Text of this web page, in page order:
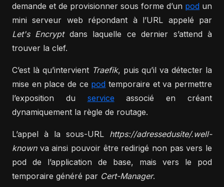
demande et de provisionner sous forme d’un pod un
mini serveur web répondant à l’URL appelé par
Let's Encryptdans laquelle ce dernier s’attend à
trouver la clef.
C’est là qu’intervient Traefik, puis qu’il va détecter la
mise en place de ce pod temporaire et va permettre
l’exposition du service associé en créant
dynamiquement la règle de routage.
L’appel à la sous-URL https://adressedusite/.well-
knownva ainsi pouvoir être redirigé non pas vers le
pod de l’application de base, mais vers le pod
temporaire généré par Cert-Manager.